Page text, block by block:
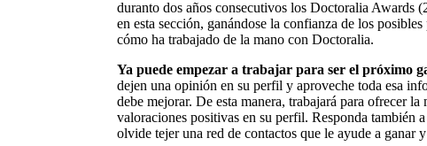
duranto dos años consecutivos los Doctoralia Awards
en esta sección, ganándose la confianza de los
cómo ha trabajado de la mano con Doctoralia.
Ya puede empezar a trabajar para ser el próximo
dejen una opinión en su perfil y aproveche toda esa
debe mejorar. De esta manera, trabajará para ofrecer
valoraciones positivas en su perfil. Responda también
olvide tejer una red de contactos que le ayude a ganar